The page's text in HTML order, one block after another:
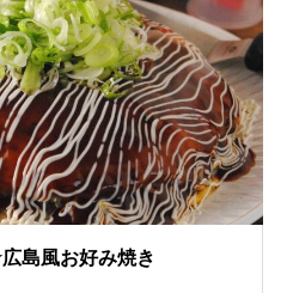
島風お好み焼き